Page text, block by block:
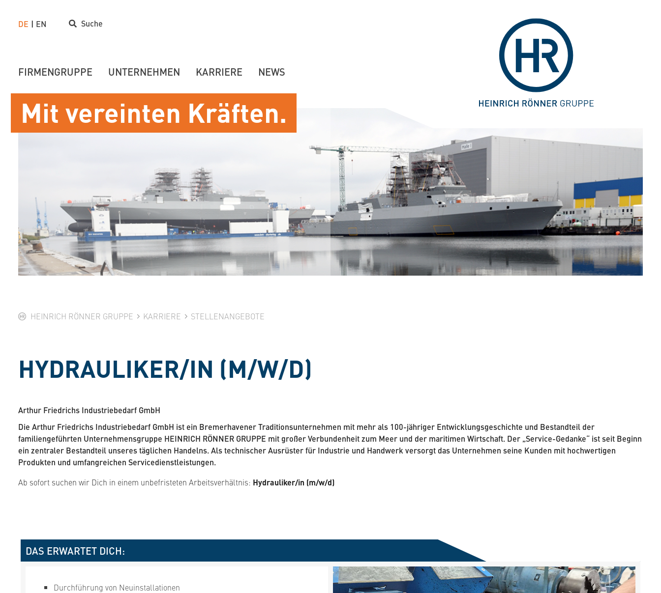
HEINRICH RÖNNER GRUPPE KARRIERE STELLENANGEBOTE
HYDRAULIKER/IN (M/W/D)
Arthur Friedrichs Industriebedarf GmbH
Die Arthur Friedrichs Industriebedarf GmbH ist ein Bremerhavener Traditionsunternehmen mit mehr als 100-jähriger Entwicklungsgeschichte und Bestandteil der
familiengeführten Unternehmensgruppe HEINRICH RÖNNER GRUPPE mit großer Verbundenheit zum Meer und der maritimen Wirtschaft. Der „Service-Gedanke“ ist seit Beginn
ein zentraler Bestandteil unseres täglichen Handelns. Als technischer Ausrüster für Industrie und Handwerk versorgt das Unternehmen seine Kunden mit hochwertigen
Produkten und umfangreichen Servicedienstleistungen.
Ab sofort suchen wir Dich in einem unbefristeten Arbeitsverhältnis: Hydrauliker/in (m/w/d)
DAS ERWARTET DICH:
Durchführung von Neuinstallationen
Mit vereinten Kräften.
DE EN Suche
FIRMENGRUPPE UNTERNEHMEN KARRIERE NEWS